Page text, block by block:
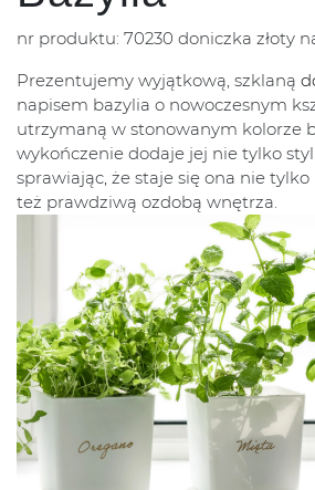
nr produktu: 70230 doniczka złoty
Prezentujemy wyjątkową, szklaną
napisem bazylia o nowoczesnym
utrzymaną w stonowanym kolorze
wykończenie dodaje jej nie tylko
sprawiając, że staje się ona nie
też prawdziwą ozdobą wnętrza.